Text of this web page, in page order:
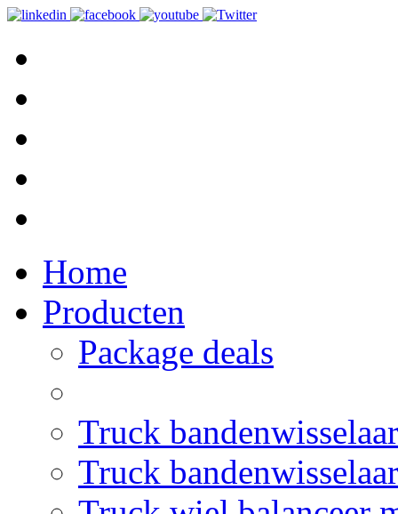
Home
Producten
Package deals
Truck
Truck